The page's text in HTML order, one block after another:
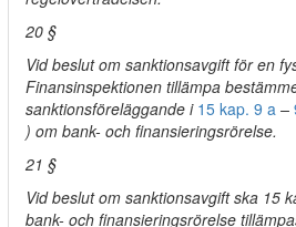
20 §
Vid beslut om sanktionsavgift för en
Finansinspektionen tillämpa
sanktionsföreläggande i 15 kap. 9 a –
) om bank- och finansieringsrörelse.
21 §
Vid beslut om sanktionsavgift ska 15
bank- och finansieringsrörelse